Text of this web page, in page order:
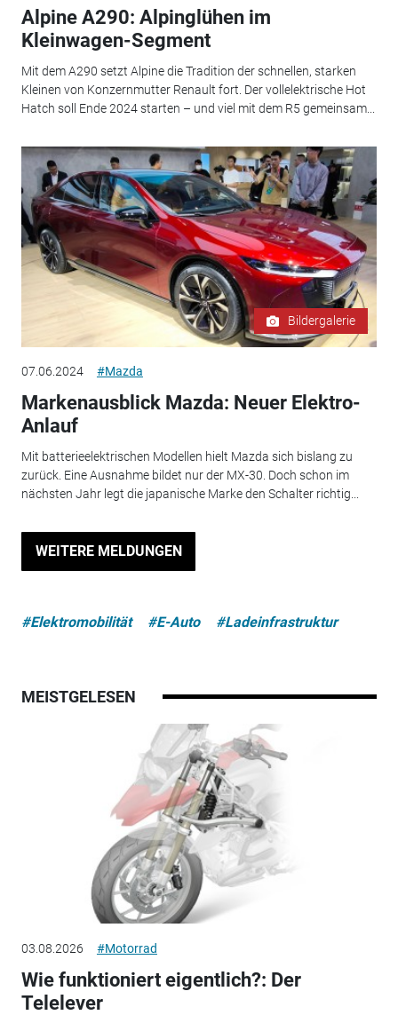
Alpine A290: Alpinglühen im
Kleinwagen-Segment
Mit dem A290 setzt Alpine die Tradition der schnellen, starken
Kleinen von Konzernmutter Renault fort. Der vollelektrische Hot
Hatch soll Ende 2024 starten – und viel mit dem R5 gemeinsam...
Bildergalerie
07.06.2024 #Mazda
Markenausblick Mazda: Neuer Elektro-
Anlauf
Mit batterieelektrischen Modellen hielt Mazda sich bislang zu
zurück. Eine Ausnahme bildet nur der MX-30. Doch schon im
nächsten Jahr legt die japanische Marke den Schalter richtig...
WEITERE MELDUNGEN
#Elektromobilität #E-Auto #Ladeinfrastruktur
MEISTGELESEN
03.08.2026 #Motorrad
Wie funktioniert eigentlich?: Der
Telelever